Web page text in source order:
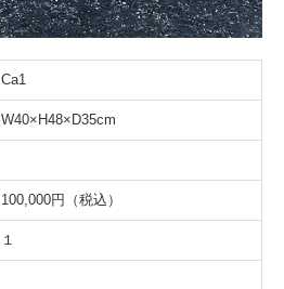
Ca1
W40×H48×D35cm
100,000円（税込）
１